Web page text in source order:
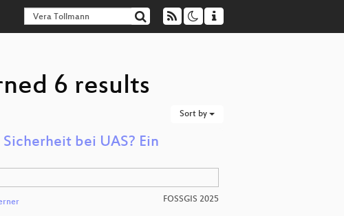
6 results
Sort by
bei UAS? Ein
FOSSGIS 2025